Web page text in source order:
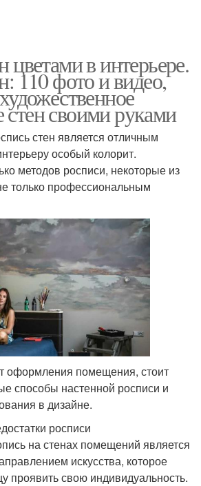
цветами в интерьере.
110 фото и видео,
своими руками
стен является отличным
особый колорит.
методов росписи, некоторые из
только профессиональным
оформления помещения, стоит
способы настенной росписи и
в дизайне.
росписи
на стенах помещений является
искусства, которое
проявить свою индивидуальность.